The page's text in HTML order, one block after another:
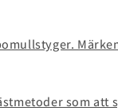
som att